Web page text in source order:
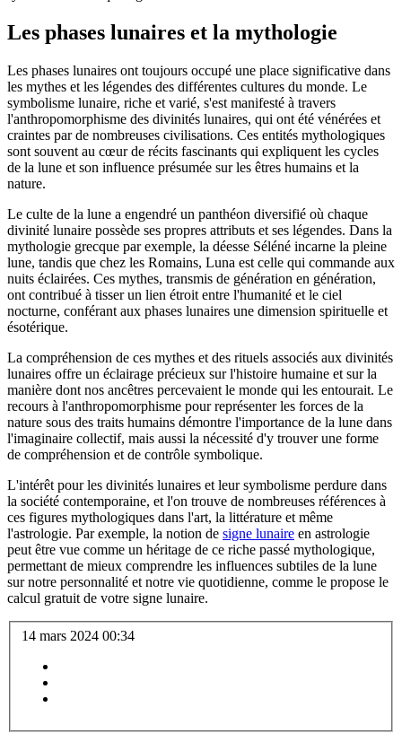
Les phases lunaires et la mythologie
Les phases lunaires ont toujours occupé une place significative dans
les mythes et les légendes des différentes cultures du monde. Le
symbolisme lunaire, riche et varié, s'est manifesté à travers
l'anthropomorphisme des divinités lunaires, qui ont été vénérées et
craintes par de nombreuses civilisations. Ces entités mythologiques
sont souvent au cœur de récits fascinants qui expliquent les cycles
de la lune et son influence présumée sur les êtres humains et la
nature.
Le culte de la lune a engendré un panthéon diversifié où chaque
divinité lunaire possède ses propres attributs et ses légendes. Dans la
mythologie grecque par exemple, la déesse Séléné incarne la pleine
lune, tandis que chez les Romains, Luna est celle qui commande aux
nuits éclairées. Ces mythes, transmis de génération en génération,
ont contribué à tisser un lien étroit entre l'humanité et le ciel
nocturne, conférant aux phases lunaires une dimension spirituelle et
ésotérique.
La compréhension de ces mythes et des rituels associés aux divinités
lunaires offre un éclairage précieux sur l'histoire humaine et sur la
manière dont nos ancêtres percevaient le monde qui les entourait. Le
recours à l'anthropomorphisme pour représenter les forces de la
nature sous des traits humains démontre l'importance de la lune dans
l'imaginaire collectif, mais aussi la nécessité d'y trouver une forme
de compréhension et de contrôle symbolique.
L'intérêt pour les divinités lunaires et leur symbolisme perdure dans
la société contemporaine, et l'on trouve de nombreuses références à
ces figures mythologiques dans l'art, la littérature et même
l'astrologie. Par exemple, la notion de signe lunaire en astrologie
peut être vue comme un héritage de ce riche passé mythologique,
permettant de mieux comprendre les influences subtiles de la lune
sur notre personnalité et notre vie quotidienne, comme le propose le
calcul gratuit de votre signe lunaire.
14 mars 2024 00:34